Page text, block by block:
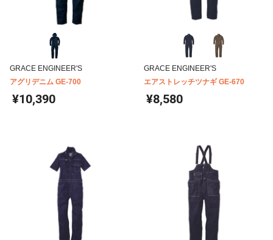
GRACE ENGINEER'S
アグリデニム GE-700
¥10,390
GRACE ENGINEER'S
エアストレッチツナギ GE-670
¥8,580